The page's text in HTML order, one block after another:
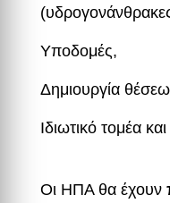
Υποδομές,
Δημιουργία
Ιδιωτικό τομέα
Οι ΗΠΑ θα έχουν